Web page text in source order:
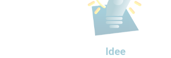
Idee